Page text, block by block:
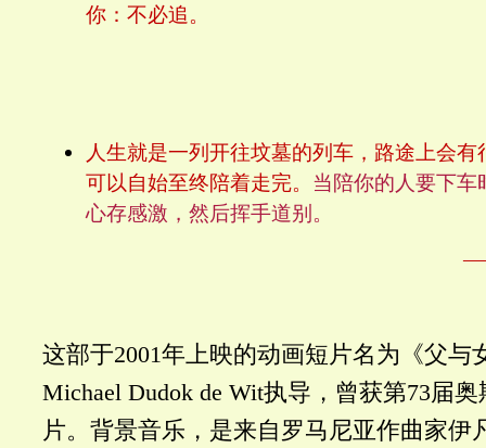
你：不必追。
人生就是一列开往坟墓的列车，路途上会
可以自始至终陪着走完。 当陪你的人要下车
心存感激，然后挥手道别。
这部于2001年上映的动画短片名为《父与
Michael Dudok de Wit执导，曾获第73届
片。背景音乐，是来自罗马尼亚作曲家伊